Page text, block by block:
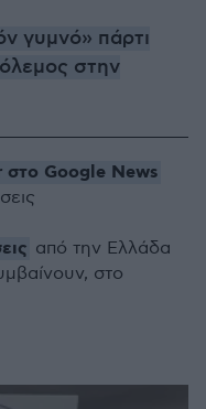
γυμνό» πάρτι
στην
Google News
από την Ελλάδα
στο